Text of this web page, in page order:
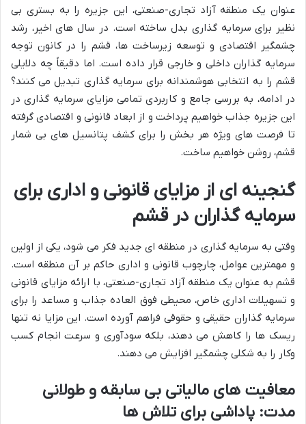
عنوان یک منطقه آزاد تجاری-صنعتی، این جزیره را به بستری بی
نظیر برای سرمایه گذاری بدل ساخته است. در سال های اخیر، رشد
چشمگیر اقتصادی و توسعه زیرساخت ها، قشم را در کانون توجه
سرمایه گذاران داخلی و خارجی قرار داده است. اما دقیقاً چه دلایلی
قشم را به انتخابی هوشمندانه برای سرمایه گذاری تبدیل می کنند؟
در ادامه، به بررسی جامع و کاربردی تمامی مزایای سرمایه گذاری در
این جزیره جذاب خواهیم پرداخت و از ابعاد قانونی و اقتصادی گرفته
تا فرصت های ویژه هر بخش را برای کشف پتانسیل های بی شمار
قشم، روشن خواهیم ساخت.
گنجینه ای از مزایای قانونی و اداری برای
سرمایه گذاران در قشم
وقتی به سرمایه گذاری در منطقه ای جدید فکر می شود، یکی از اولین
و مهمترین عوامل، چارچوب قانونی و اداری حاکم بر آن منطقه است.
قشم به عنوان یک منطقه آزاد تجاری-صنعتی، با ارائه مزایای قانونی
و تسهیلات اداری خاص، محیطی فوق العاده جذاب و مساعد را برای
سرمایه گذاران حقیقی و حقوقی فراهم آورده است. این مزایا نه تنها
ریسک ها را کاهش می دهند، بلکه سودآوری و سرعت انجام کسب
وکار را به شکلی چشمگیر افزایش می دهند.
معافیت های مالیاتی بی سابقه و طولانی
مدت: پاداشی برای تلاش ها